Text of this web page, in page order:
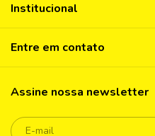
Institucional
Entre em contato
Assine nossa newsletter